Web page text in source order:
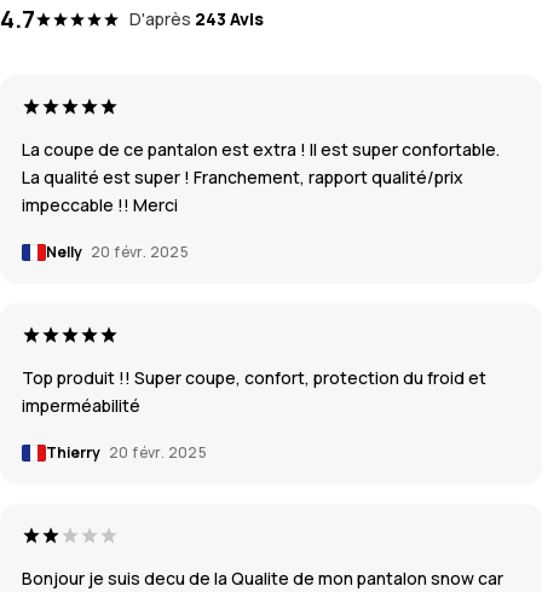
4.7 D'après 243 Avis
La coupe de ce pantalon est extra ! Il est super confortable.
La qualité est super ! Franchement, rapport qualité/prix
impeccable !! Merci
Nelly 20 févr. 2025
Top produit !! Super coupe, confort, protection du froid et
imperméabilité
Thierry 20 févr. 2025
Bonjour je suis decu de la Qualite de mon pantalon snow car